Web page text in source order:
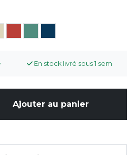
En stock livré sous 1 sem
Ajouter au panier